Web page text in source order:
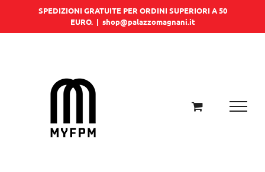
SPEDIZIONI GRATUITE PER ORDINI SUPERIORI A 50
EURO. | shop@palazzomagnani.it